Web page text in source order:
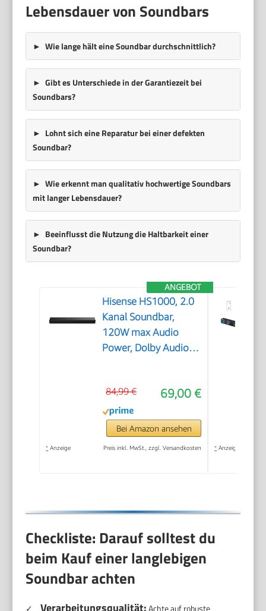
Lebensdauer von Soundbars
Wie lange hält eine Soundbar durchschnittlich?
Gibt es Unterschiede in der Garantiezeit bei
Soundbars?
Lohnt sich eine Reparatur bei einer defekten
Soundbar?
Wie erkennt man qualitativ hochwertige Soundbars
mit langer Lebensdauer?
Beeinflusst die Nutzung die Haltbarkeit einer
Soundbar?
ANGEBOT
Hisense HS1000, 2.0
Kanal Soundbar,
120W max Audio
Power, Dolby Audio,
EzPlay
69,00 €
84,99 €
Bei Amazon ansehen
* Anzeige Preis inkl. MwSt., zzgl. Versandkosten * Anzeige
Checkliste: Darauf solltest du
beim Kauf einer langlebigen
Soundbar achten
✓ Verarbeitungsqualität:Achte auf robuste